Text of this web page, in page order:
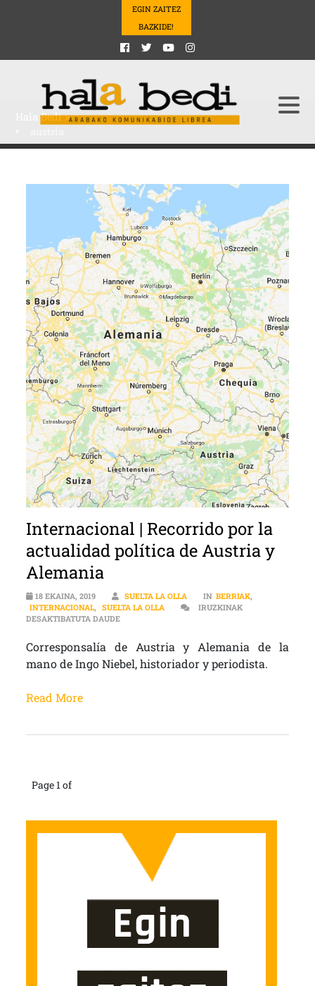
EGIN ZAITEZ
BAZKIDE!
Hala Bedi>
Internacional | Recorrido por la
actualidad política de Austria y
Alemania
18 EKAINA, 2019 SUELTA LA OLLA IN BERRIAK,
INTERNACIONAL, SUELTA LA OLLA
IRUZKINAK
DESAKTIBATUTA DAUDEINTERNACIONAL | RECORRIDO POR LA
Corresponsalía de Austria y Alemania de la
mano de Ingo Niebel, historiador y periodista.
Read More
Page 1 of